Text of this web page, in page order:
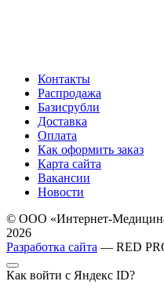
Контакты
Распродажа
Базисрубли
Доставка
Оплата
Как оформить заказ
Карта сайта
Вакансии
Новости
© ООО «Интернет-
2026
Разработка сайта — RED
Как войти с Яндекс ID?